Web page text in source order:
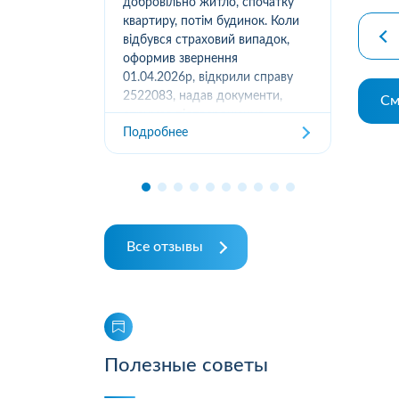
квартиру, потім будинок. Коли
відбувся страховий випадок,
оформив звернення
01.04.2026р, відкрили справу
2522083, надав документи,
отримав підтвердження
отримання, взяли в роботу. 2
місяці жодного повідомлення
Подробнее
та
Все отзывы
Полезные советы